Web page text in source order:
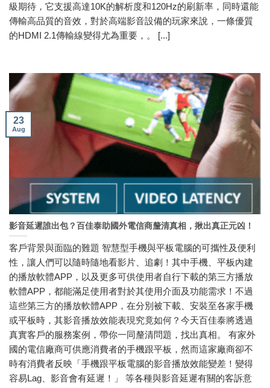
級期待，它支援高達10K的解析度和120Hz的刷新率，同時還能
傳輸高品質的音效，對於高端影音設備的玩家來說，一條優質
的HDMI 2.1傳輸線變得尤為重要，。 [...]
影音延遲誰出包？百佳泰助國外電信商釐清真相，揪出真正元凶！
客戶背景與面臨的難題 智慧型手機與平板電腦的可攜性及便利
性，讓人們可以隨時隨地看影片、追劇！其中手機、平板內建
的播放軟體APP，以及更多可供使用者自行下載的第三方播放
軟體APP，都能滿足使用者對於其使用介面及功能需求！不過
這些第三方的播放軟體APP，在分別被下載、安裝至各家手機
或平板時，其影音播放效能表現究竟如何？今天百佳泰將透過
真實客戶的服務案例，帶你一同釐清問題，找出真相。 有家外
國的電信廠商可供應消費者的手機跟平板，然而這家廠商卻不
時有消費者反映「手機跟平板電腦的影音播放效能變差！變得
容易Lag、影音會有延遲！」 等各種與影音延遲有關的客訴意
23
Aug